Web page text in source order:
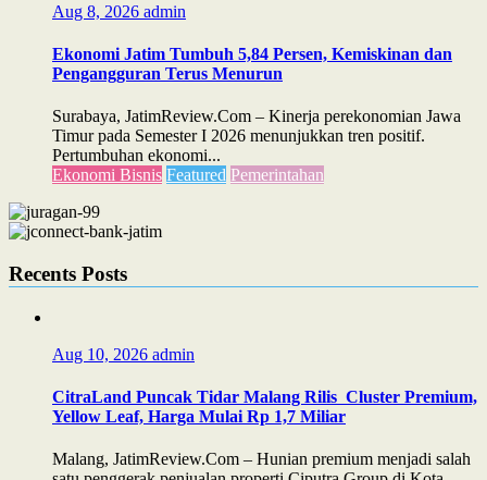
Aug 8, 2026 admin
Ekonomi Jatim Tumbuh 5,84 Persen, Kemiskinan dan
Pengangguran Terus Menurun
Surabaya, JatimReview.Com – Kinerja perekonomian Jawa
Timur pada Semester I 2026 menunjukkan tren positif.
Pertumbuhan ekonomi...
Ekonomi Bisnis Featured Pemerintahan
Recents Posts
Aug 10, 2026 admin
CitraLand Puncak Tidar Malang Rilis Cluster Premium,
Yellow Leaf, Harga Mulai Rp 1,7 Miliar
Malang, JatimReview.Com – Hunian premium menjadi salah